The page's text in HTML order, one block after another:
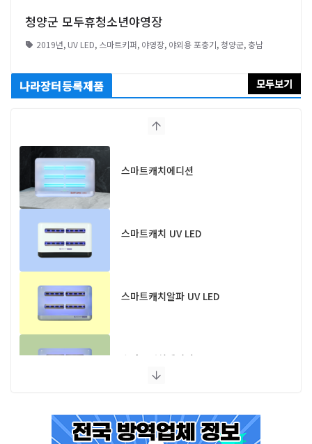
청양군 모두휴청소년야영장
2019년, UV LED, 스마트키퍼, 야영장, 야외용 포충기, 청양군,충남
나라장터등록제품 모두보기
스마트캐치에디션
스마트캐치 UV LED
스마트캐치알파 UV LED
스마트캐치에디션 UV LED
플라이포커스